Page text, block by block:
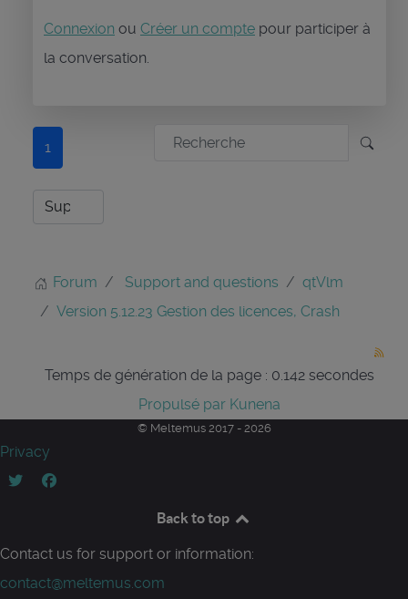
Connexion ou Créer un compte pour participer à
la conversation.
1
Forum Support and questions
qtVlm
Version 5.12.23 Gestion des licences, Crash
Temps de génération de la page : 0.142 secondes
Propulsé par Kunena
© Meltemus 2017 - 2026
Privacy
Back to top
Contact us for support or information:
contact@meltemus.com